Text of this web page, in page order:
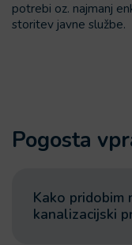
potrebi oz. najmanj
storitev javne službe.
Pogosta
Kako pridobim
kanalizacijski